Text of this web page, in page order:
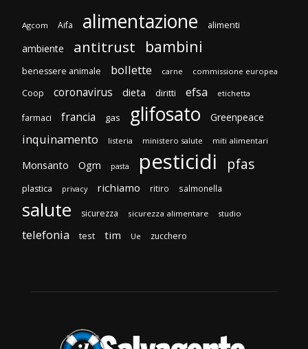
Agcom Aifa alimentazione alimenti
ambiente antitrust bambini
benessere animale bollette carne commissione europea
Coop coronavirus dieta diritti efsa etichetta
farmaci francia gas glifosato Greenpeace
inquinamento listeria ministero salute miti alimentari
Monsanto Ogm pasta pesticidi pfas
plastica privacy richiamo ritiro salmonella
salute sicurezza sicurezza alimentare studio
telefonia test tim Ue zucchero